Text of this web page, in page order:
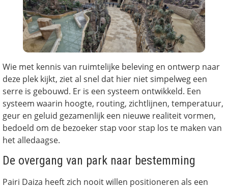
Wie met kennis van ruimtelijke beleving en ontwerp naar
deze plek kijkt, ziet al snel dat hier niet simpelweg een
serre is gebouwd. Er is een systeem ontwikkeld. Een
systeem waarin hoogte, routing, zichtlijnen, temperatuur,
geur en geluid gezamenlijk een nieuwe realiteit vormen,
bedoeld om de bezoeker stap voor stap los te maken van
het alledaagse.
De overgang van park naar bestemming
Pairi Daiza heeft zich nooit willen positioneren als een